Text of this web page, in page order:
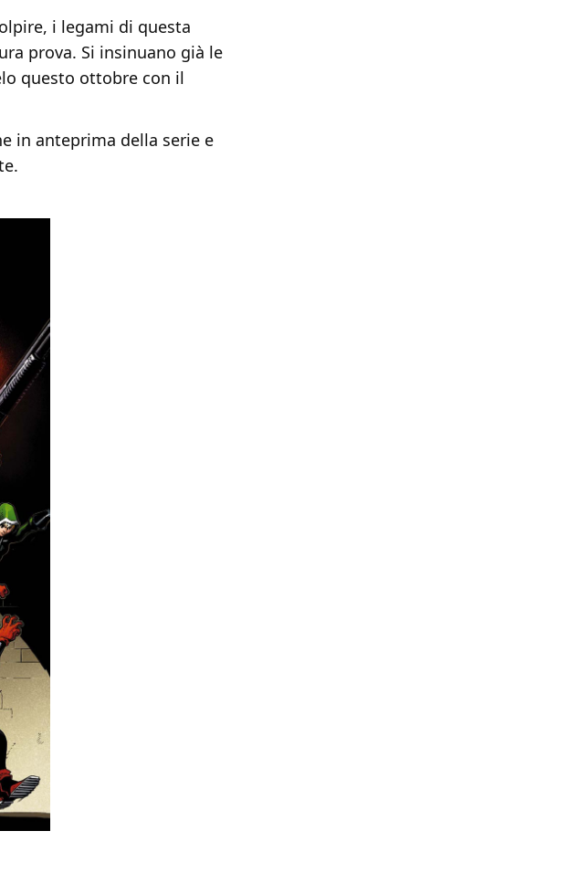
i legami di questa
prova. Si insinuano già le
questo ottobre con il
in anteprima della serie e